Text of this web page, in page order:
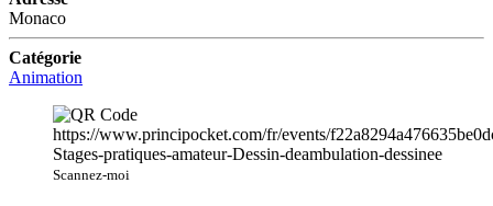
Monaco
Catégorie
Animation
Scannez-moi